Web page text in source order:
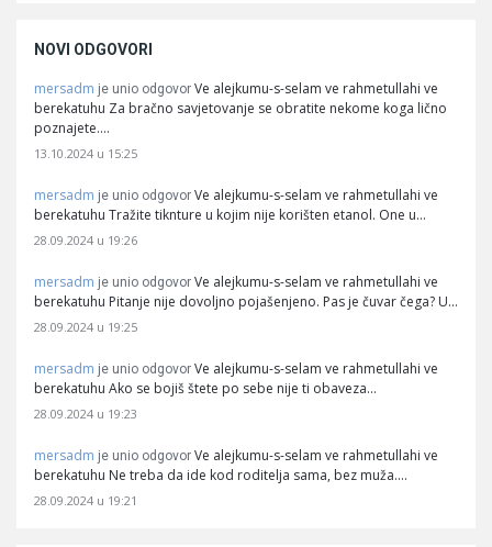
NOVI ODGOVORI
mersadm je unio odgovor Ve alejkumu-s-selam ve rahmetullahi ve
berekatuhu Za bračno savjetovanje se obratite nekome koga lično
poznajete.…
13.10.2024 u 15:25
mersadm je unio odgovor Ve alejkumu-s-selam ve rahmetullahi ve
berekatuhu Tražite tiknture u kojim nije korišten etanol. One u…
28.09.2024 u 19:26
mersadm je unio odgovor Ve alejkumu-s-selam ve rahmetullahi ve
berekatuhu Pitanje nije dovoljno pojašenjeno. Pas je čuvar čega? U…
28.09.2024 u 19:25
mersadm je unio odgovor Ve alejkumu-s-selam ve rahmetullahi ve
berekatuhu Ako se bojiš štete po sebe nije ti obaveza…
28.09.2024 u 19:23
mersadm je unio odgovor Ve alejkumu-s-selam ve rahmetullahi ve
berekatuhu Ne treba da ide kod roditelja sama, bez muža.…
28.09.2024 u 19:21